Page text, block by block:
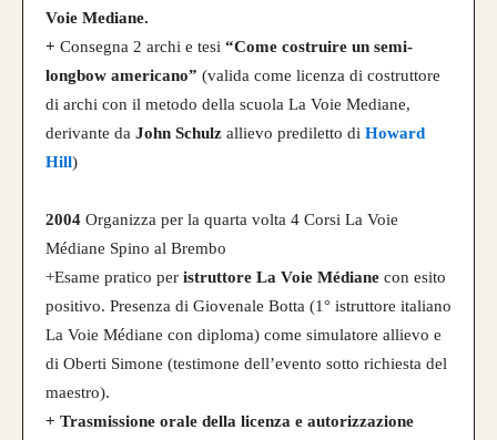
Voie Mediane.
+ Consegna 2 archi e tesi “Come costruire un semi-
longbow americano” (valida come licenza di costruttore
di archi con il metodo della scuola La Voie Mediane,
derivante da John Schulz allievo prediletto di Howard
Hill)
2004 Organizza per la quarta volta 4 Corsi La Voie
Médiane Spino al Brembo
+Esame pratico per istruttore La Voie Médiane con esito
positivo. Presenza di Giovenale Botta (1° istruttore italiano
La Voie Médiane con diploma) come simulatore allievo e
di Oberti Simone (testimone dell’evento sotto richiesta del
maestro).
+ Trasmissione orale della licenza e autorizzazione